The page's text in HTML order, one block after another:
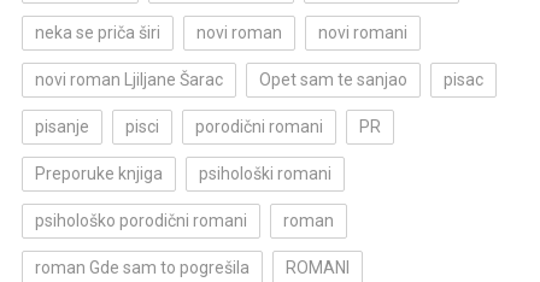
neka se priča širi novi roman novi romani
novi roman Ljiljane Šarac Opet sam te sanjao pisac
pisanje pisci porodični romani PR
Preporuke knjiga psihološki romani
psihološko porodični romani roman
roman Gde sam to pogrešila ROMANI